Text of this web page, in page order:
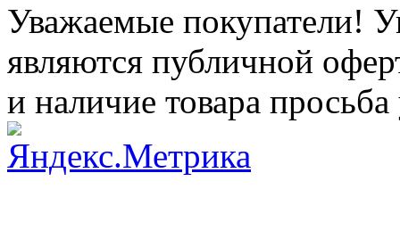
Уважаемые покупатели!
являются публичной
и наличие товара